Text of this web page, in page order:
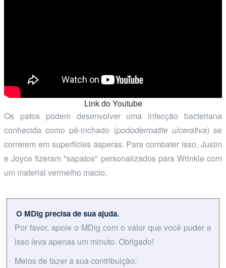
Link do Youtube
Os patos podem desenvolver uma infecção bacteriana
conhecida como pé-inchado (pododermatite ulcerativa) se
correrem em superfícies ásperas. Para combater isso, Justin
e Joyce fizeram "sapatos" personalizados para Wrinkle com
um material vermelho macio.
O MDig precisa de sua ajuda.
Por favor, apoie o MDig com o valor que você puder e
isso leva apenas um minuto. Obrigado!
Meios de fazer a sua contribuição: